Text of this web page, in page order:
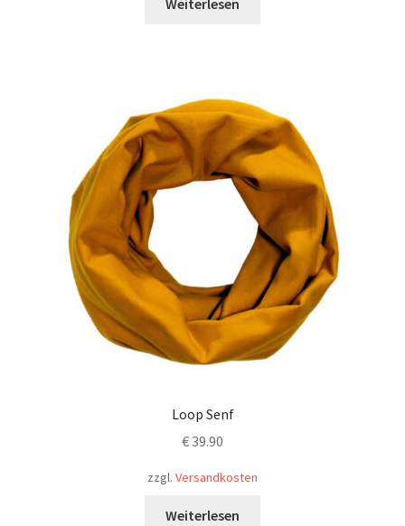
Weiterlesen
Loop Senf
€39.90
zzgl. Versandkosten
Weiterlesen